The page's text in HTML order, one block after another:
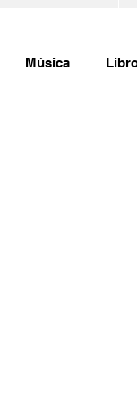
Música